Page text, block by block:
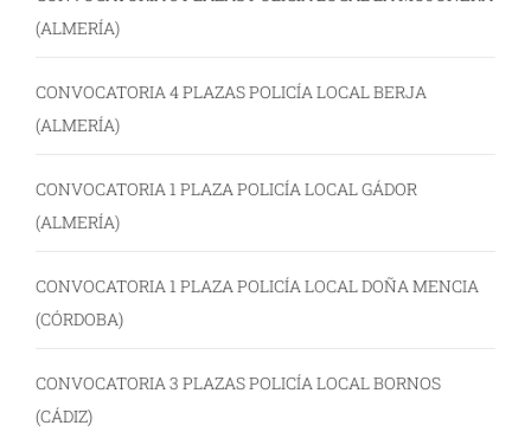
(ALMERÍA)
CONVOCATORIA 4 PLAZAS POLICÍA LOCAL BERJA
(ALMERÍA)
CONVOCATORIA 1 PLAZA POLICÍA LOCAL GÁDOR
(ALMERÍA)
CONVOCATORIA 1 PLAZA POLICÍA LOCAL DOÑA MENCIA
(CÓRDOBA)
CONVOCATORIA 3 PLAZAS POLICÍA LOCAL BORNOS
(CÁDIZ)